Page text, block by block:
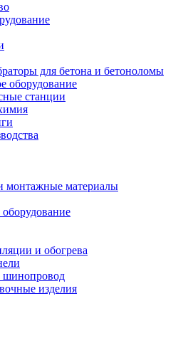
для бетона и бетоноломы
оборудование
станции
монтажные материалы
и обогрева
изделия